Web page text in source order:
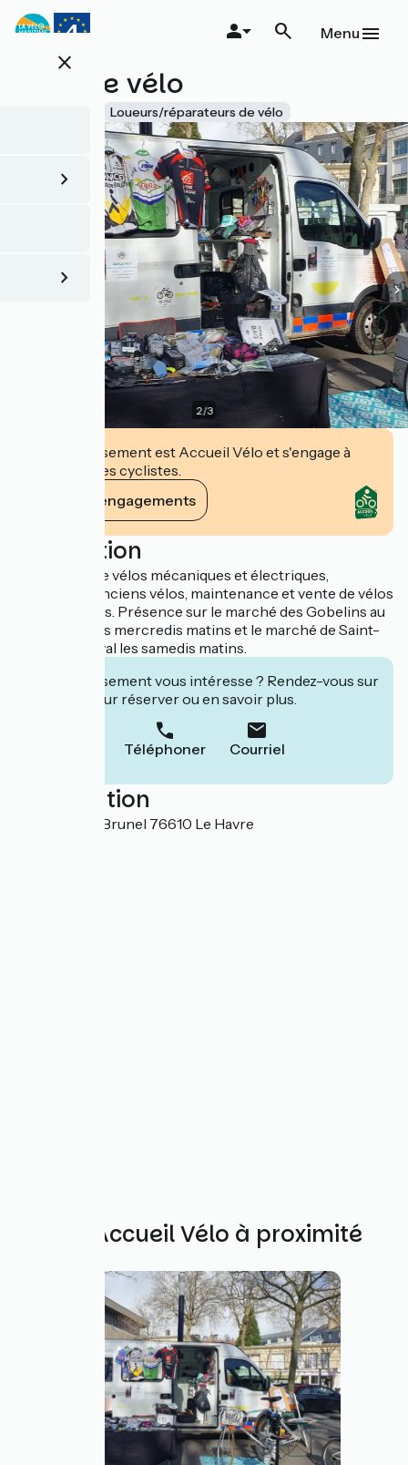
Aller
au
principalclose
Menu
Recycle vélo
Loueurs/réparateurs de vélo
2/3
Cet établissement est Accueil Vélo et s'engage à
accueillir des cyclistes.
Voir ses engagements
Description
Réparation de vélos mécaniques et électriques,
recyclage d'anciens vélos, maintenance et vente de vélos
et accessoires. Présence sur le marché des Gobelins au
Havre, tous les mercredis matins et le marché de Saint-
Jouin-Bruneval les samedis matins.
Cet établissement vous intéresse ? Rendez-vous sur
leur site pour réserver ou en savoir plus.
Téléphoner Courriel
Localisation
44 Rue René Brunel 76610 Le Havre
Autres Accueil Vélo à proximité